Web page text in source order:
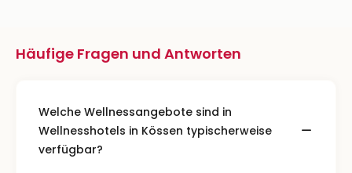
Häufige Fragen und Antworten
Welche Wellnessangebote sind in
Wellnesshotels in Kössen typischerweise
verfügbar?